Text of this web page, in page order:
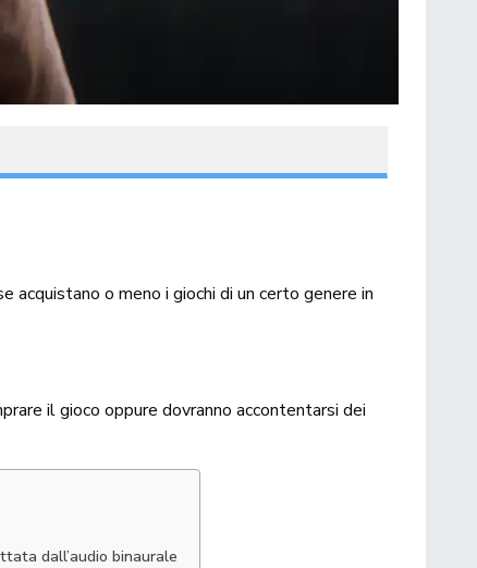
o meno i giochi di un certo genere in
il gioco oppure dovranno accontentarsi dei
dall’audio binaurale